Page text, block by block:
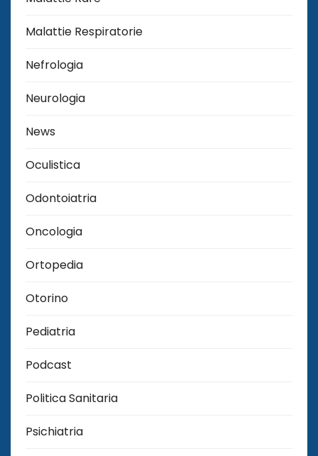
Malattie Respiratorie
Nefrologia
Neurologia
News
Oculistica
Odontoiatria
Oncologia
Ortopedia
Otorino
Pediatria
Podcast
Politica Sanitaria
Psichiatria